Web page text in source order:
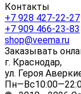
Контакты
+7 928 427-22-27
+7 909 466-23-83
shop@veema.ru
Заказывать
г. Краснодар,
ул. Героя